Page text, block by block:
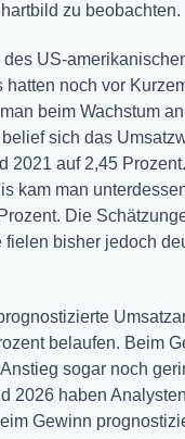
zu beobachten.
US-
hatten noch vor
beim Wachstum
sich das
2021 auf 2,45
kam man
Die
fielen bisher jedoch
belaufen. Beim
sogar noch
2026 haben
Gewinn